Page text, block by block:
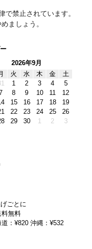
で禁止されています。
ましょう。
2026年9月
火 水 木 金
土
1 2 3 4
5
8 9 10 11
12
15 16 17 18
19
22 23 24 25
26
29 30 1 2 3
ごとに
料無料
：¥820 沖縄：¥532